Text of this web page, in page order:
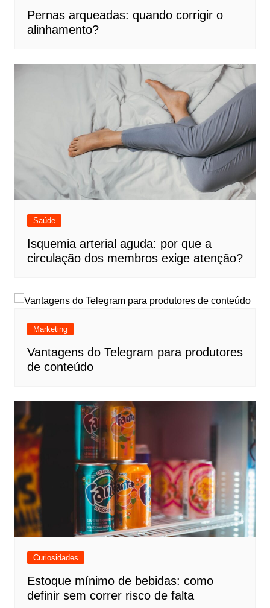
Pernas arqueadas: quando corrigir o
alinhamento?
Saúde
Isquemia arterial aguda: por que a
circulação dos membros exige atenção?
Marketing
Vantagens do Telegram para produtores
de conteúdo
Curiosidades
Estoque mínimo de bebidas: como
definir sem correr risco de falta